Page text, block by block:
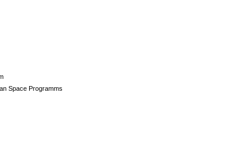
Space Programms